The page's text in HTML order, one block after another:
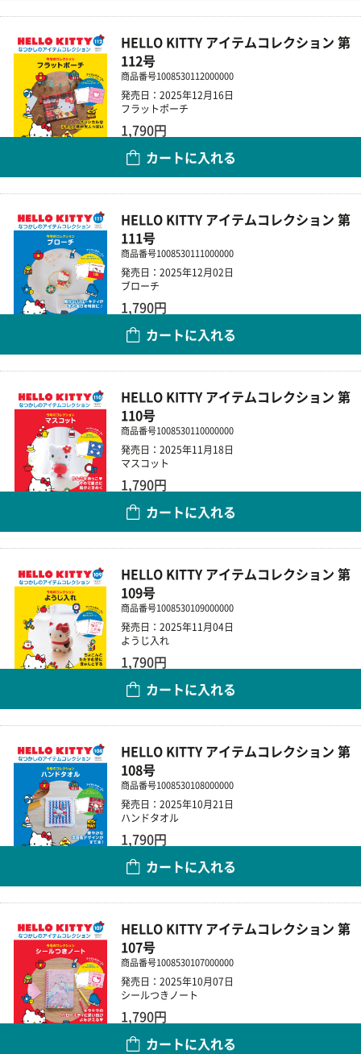
HELLO KITTY アイテムコレクション 第
112号
商品番号1008530112000000
発売日：2025年12月16日
フラットポーチ
1,790円
カートに入れる
HELLO KITTY アイテムコレクション 第
111号
商品番号1008530111000000
発売日：2025年12月02日
ブローチ
1,790円
カートに入れる
HELLO KITTY アイテムコレクション 第
110号
商品番号1008530110000000
発売日：2025年11月18日
マスコット
1,790円
カートに入れる
HELLO KITTY アイテムコレクション 第
109号
商品番号1008530109000000
発売日：2025年11月04日
ようじ入れ
1,790円
カートに入れる
HELLO KITTY アイテムコレクション 第
108号
商品番号1008530108000000
発売日：2025年10月21日
ハンドタオル
1,790円
カートに入れる
HELLO KITTY アイテムコレクション 第
107号
商品番号1008530107000000
発売日：2025年10月07日
シールつきノート
1,790円
カートに入れる